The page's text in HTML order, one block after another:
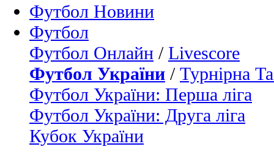
Футбол Новини
Футбол
Футбол Онлайн / Livescore
Футбол України / Турнірна
Футбол України: Перша ліга
Футбол України: Друга ліга
Кубок України